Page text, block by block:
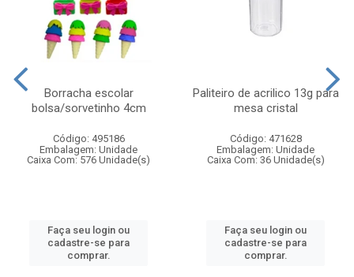
Borracha escolar
bolsa/sorvetinho 4cm
Código: 495186
Embalagem: Unidade
Caixa Com: 576 Unidade(s)
Faça seu login ou
cadastre-se para
comprar.
Paliteiro de acrilico 13g para
mesa cristal
Código: 471628
Embalagem: Unidade
Caixa Com: 36 Unidade(s)
Faça seu login ou
cadastre-se para
comprar.